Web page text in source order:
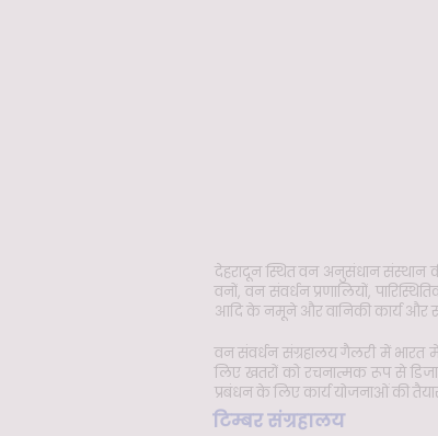
देहरादून स्थित वन अनुसंधान संस्थान
वनों, वन संवर्धन प्रणालियों,
आदि के नमूने और वानिकी कार्य और
वन संवर्धन संग्रहालय गैलरी में भारत
लिए खतरों को रचनात्मक रूप से
प्रबंधन के लिए कार्य योजनाओं की
टिम्बर संग्रहालय